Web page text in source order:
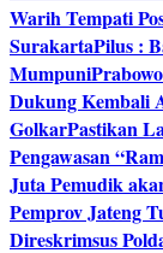
Warih Tempati
SurakartaPilus :
Mumpuni
Dukung Kembali
GolkarPastikan
Pengawasan
Juta Pemudik
Pemprov Jateng
Direskrimsus